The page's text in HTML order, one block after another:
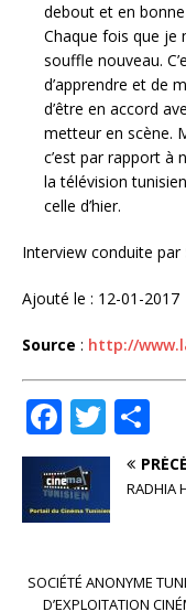
debout et en
Chaque fois que je
souffle nouveau.
d’apprendre et de
d’être en accord
metteur en scène.
c’est par rapport à
la télévision
celle d’hier.
Interview conduite par
Ajouté le : 12-01-2017
Source : http://
F
a
c
e
o
T
w
it
te
ar
ta
r
RADHIA
SOCIÉTÉ ANONYME
D’EXPLOITATION